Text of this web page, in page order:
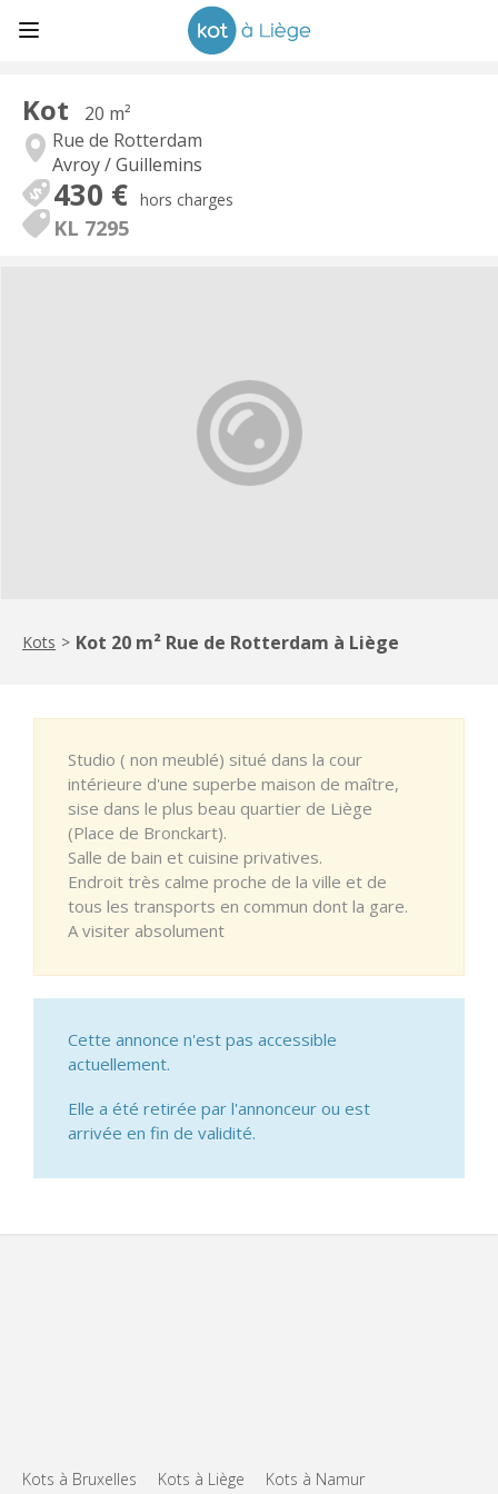
Kot
20 m²
Rue de Rotterdam
Avroy / Guillemins
430 € hors charges
KL 7295
Kots > Kot 20 m² Rue de Rotterdam à Liège
Studio ( non meublé) situé dans la cour
intérieure d'une superbe maison de maître,
sise dans le plus beau quartier de Liège
(Place de Bronckart).
Salle de bain et cuisine privatives.
Endroit très calme proche de la ville et de
tous les transports en commun dont la gare.
A visiter absolument
Cette annonce n'est pas accessible
actuellement.
Elle a été retirée par l'annonceur ou est
arrivée en fin de validité.
Kots à Bruxelles Kots à Liège Kots à Namur